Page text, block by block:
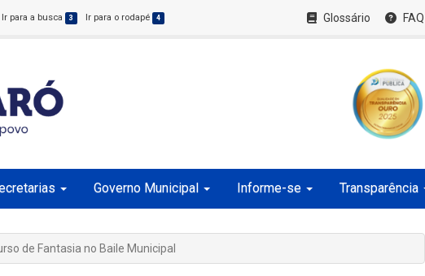
Ir para a busca 3 Ir para o rodapé 4 Glossário FAQ
Governo Municipal Informe-se Transparência
de Fantasia no Baile Municipal